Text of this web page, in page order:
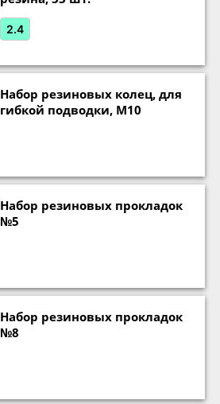
2.4
Набор резиновых колец, для
гибкой подводки, М10
Набор резиновых прокладок
№5
Набор резиновых прокладок
№8